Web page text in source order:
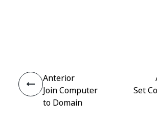
Anterior
Join Computer
to Domain
Set